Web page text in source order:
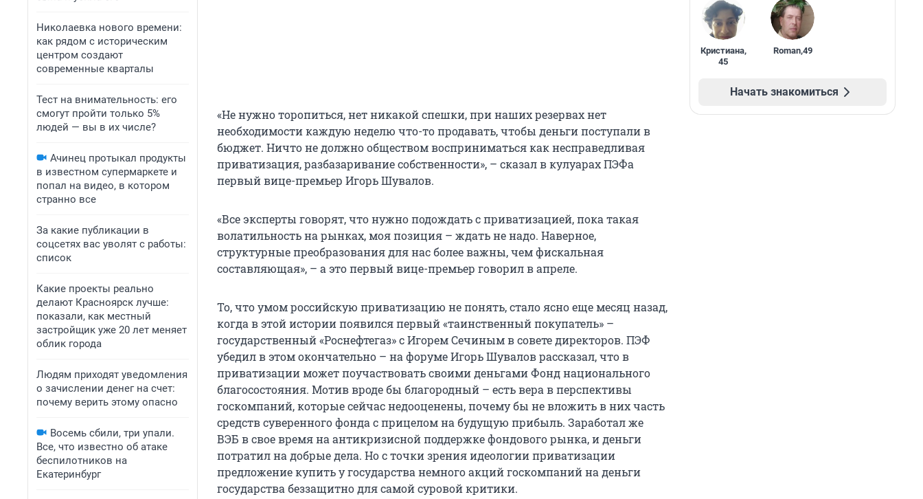
Николаевка нового времени:
как рядом с историческим
центром создают
современные кварталы
Тест на внимательность: его
смогут пройти только 5%
людей — вы в их числе?
Ачинец протыкал продукты
в известном супермаркете и
попал на видео, в котором
странно все
За какие публикации в
соцсетях вас уволят с работы:
список
Какие проекты реально
делают Красноярск лучше:
показали, как местный
застройщик уже 20 лет меняет
облик города
Людям приходят уведомления
о зачислении денег на счет:
почему верить этому опасно
Восемь сбили, три упали.
Все, что известно об атаке
беспилотников на
Екатеринбург
«Не нужно торопиться, нет никакой спешки, при наших резервах нет
необходимости каждую неделю что-то продавать, чтобы деньги поступали в
бюджет. Ничто не должно обществом восприниматься как несправедливая
приватизация, разбазаривание собственности», – сказал в кулуарах ПЭФа
первый вице-премьер Игорь Шувалов.
«Все эксперты говорят, что нужно подождать с приватизацией, пока такая
волатильность на рынках, моя позиция – ждать не надо. Наверное,
структурные преобразования для нас более важны, чем фискальная
составляющая», – а это первый вице-премьер говорил в апреле.
То, что умом российскую приватизацию не понять, стало ясно еще месяц назад,
когда в этой истории появился первый «таинственный покупатель» –
государственный «Роснефтегаз» с Игорем Сечиным в совете директоров. ПЭФ
убедил в этом окончательно – на форуме Игорь Шувалов рассказал, что в
приватизации может поучаствовать своими деньгами Фонд национального
благосостояния. Мотив вроде бы благородный – есть вера в перспективы
госкомпаний, которые сейчас недооценены, почему бы не вложить в них часть
средств суверенного фонда с прицелом на будущую прибыль. Заработал же
ВЭБ в свое время на антикризисной поддержке фондового рынка, и деньги
потратил на добрые дела. Но с точки зрения идеологии приватизации
предложение купить у государства немного акций госкомпаний на деньги
государства беззащитно для самой суровой критики.
Кристиана,
45
Roman,49
Начать знакомиться